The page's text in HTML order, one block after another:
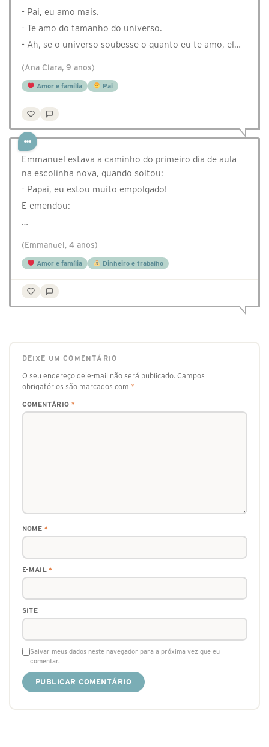
- Pai, eu amo mais.
- Te amo do tamanho do universo.
- Ah, se o universo soubesse o quanto eu te amo, el…
(Ana Clara, 9 anos)
Amor e família Pai
Emmanuel estava a caminho do primeiro dia de aula
na escolinha nova, quando soltou:
- Papai, eu estou muito empolgado!
E emendou:
…
(Emmanuel, 4 anos)
Amor e família Dinheiro e trabalho
DEIXE UM COMENTÁRIO
O seu endereço de e-mail não será publicado. Campos
obrigatórios são marcados com *
COMENTÁRIO *
NOME *
E-MAIL*
SITE
Salvar meus dados neste navegador para a próxima vez que eu
comentar.